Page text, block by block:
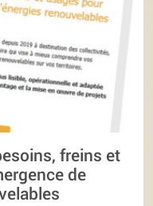
freins et
de